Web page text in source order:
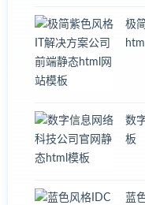
极
数
板
蓝